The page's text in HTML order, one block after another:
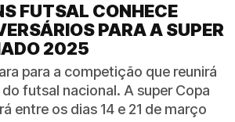
FUTSAL CONHECE
PARA A SUPER
2025
para a competição que reunirá
futsal nacional. A super Copa
entre os dias 14 e 21 de março